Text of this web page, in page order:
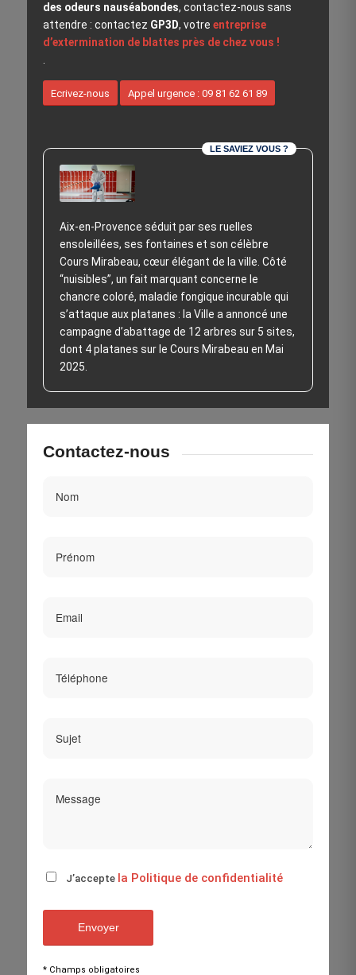
des odeurs nauséabondes, contactez-nous sans
attendre : contactez GP3D, votre entreprise
d’extermination de blattes près de chez vous !
Ecrivez-nous Appel urgence : 09 81 62 61 89
LE SAVIEZ VOUS ?
Aix-en-Provence séduit par ses ruelles
ensoleillées, ses fontaines et son célèbre
Cours Mirabeau, cœur élégant de la ville. Côté
“nuisibles”, un fait marquant concerne le
chancre coloré, maladie fongique incurable qui
s’attaque aux platanes : la Ville a annoncé une
campagne d’abattage de 12 arbres sur 5 sites,
dont 4 platanes sur le Cours Mirabeau en Mai
2025.
Contactez-nous
J’accepte la Politique de confidentialité
* Champs obligatoires